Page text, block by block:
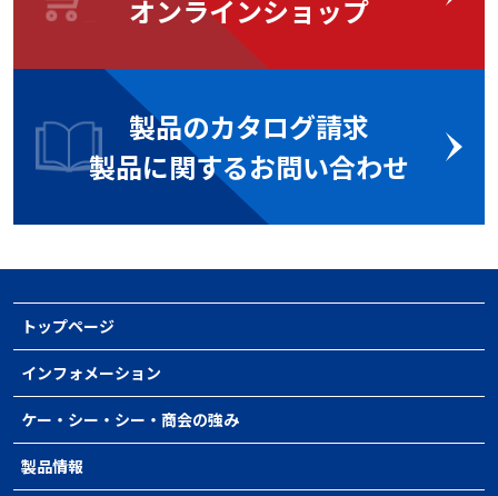
オンラインショップ
製品のカタログ請求
製品に関するお問い合わせ
トップページ
インフォメーション
ケー・シー・シー・商会の強み
製品情報